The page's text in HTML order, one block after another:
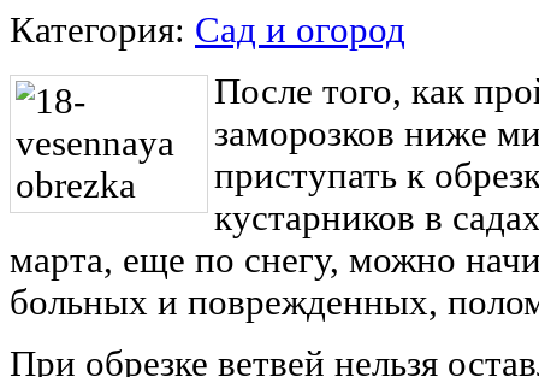
Категория: Сад и огород
После того, как
заморозков ниже
приступать к
кустарников в
марта, еще по снегу, можно
больных и поврежденных,
При обрезке ветвей нельзя